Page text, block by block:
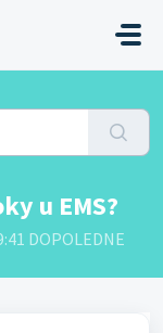
u EMS?
DOPOLEDNE